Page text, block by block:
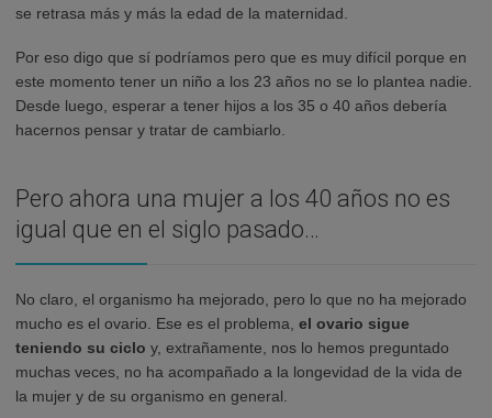
se retrasa más y más la edad de la maternidad.
Por eso digo que sí podríamos pero que es muy difícil porque en
este momento tener un niño a los 23 años no se lo plantea nadie.
Desde luego, esperar a tener hijos a los 35 o 40 años debería
hacernos pensar y tratar de cambiarlo.
Pero ahora una mujer a los 40 años no es
igual que en el siglo pasado…
No claro, el organismo ha mejorado, pero lo que no ha mejorado
mucho es el ovario. Ese es el problema, el ovario sigue
teniendo su ciclo y, extrañamente, nos lo hemos preguntado
muchas veces, no ha acompañado a la longevidad de la vida de
la mujer y de su organismo en general.